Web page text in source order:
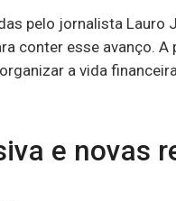
pelo jornalista Lauro
conter esse avanço.
a vida
e novas